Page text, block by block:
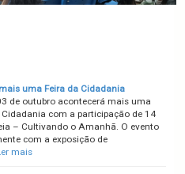
uma Feira da Cidadania
de outubro acontecerá mais uma
com a participação de 14
– Cultivando o Amanhã. O evento
com a exposição de
mais